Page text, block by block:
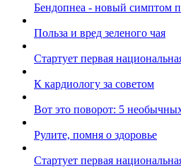
Бендопнеа - новый симптом
Польза и вред зеленого чая
Cтартует первая
К кардиологу за советом
Вот это поворот: 5
Рулите, помня о здоровье
Cтартует первая